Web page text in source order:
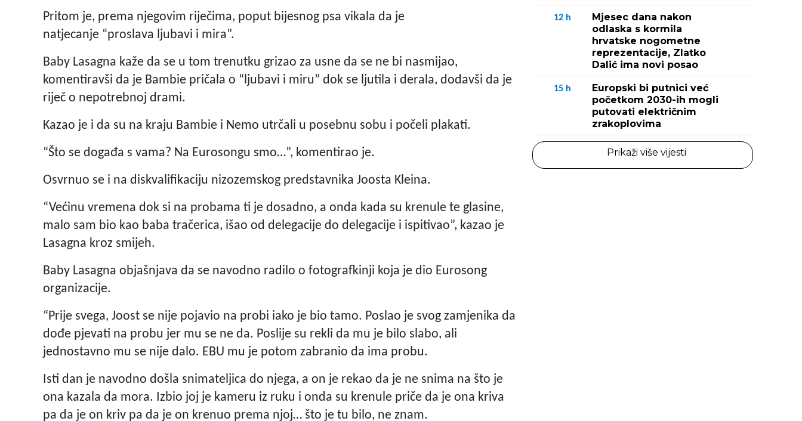
Pritom je, prema njegovim riječima, poput bijesnog psa vikala da je
natjecanje “proslava ljubavi i mira”.
Baby Lasagna kaže da se u tom trenutku grizao za usne da se ne bi nasmijao,
komentiravši da je Bambie pričala o “ljubavi i miru” dok se ljutila i derala, dodavši da je
riječ o nepotrebnoj drami.
Kazao je i da su na kraju Bambie i Nemo utrčali u posebnu sobu i počeli plakati.
“Što se događa s vama? Na Eurosongu smo…”, komentirao je.
Osvrnuo se i na diskvalifikaciju nizozemskog predstavnika Joosta Kleina.
“Većinu vremena dok si na probama ti je dosadno, a onda kada su krenule te glasine,
malo sam bio kao baba tračerica, išao od delegacije do delegacije i ispitivao”, kazao je
Lasagna kroz smijeh.
Baby Lasagna objašnjava da se navodno radilo o fotografkinji koja je dio Eurosong
organizacije.
“Prije svega, Joost se nije pojavio na probi iako je bio tamo. Poslao je svog zamjenika da
dođe pjevati na probu jer mu se ne da. Poslije su rekli da mu je bilo slabo, ali
jednostavno mu se nije dalo. EBU mu je potom zabranio da ima probu.
Isti dan je navodno došla snimateljica do njega, a on je rekao da je ne snima na što je
ona kazala da mora. Izbio joj je kameru iz ruku i onda su krenule priče da je ona kriva
pa da je on kriv pa da je on krenuo prema njoj… što je tu bilo, ne znam.
12 h
Mjesec dana nakon
odlaska s kormila
hrvatske nogometne
reprezentacije, Zlatko
Dalić ima novi posao
15 h
Europski bi putnici već
početkom 2030-ih mogli
putovati električnim
zrakoplovima
Prikaži više vijesti